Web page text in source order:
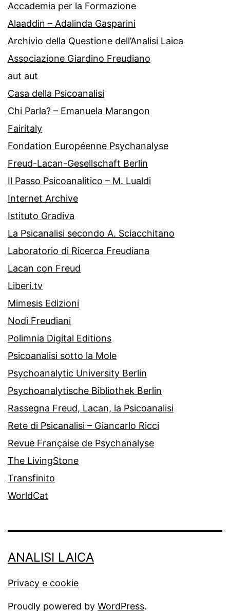
Accademia per la Formazione
Alaaddin – Adalinda Gasparini
Archivio della Questione dell’Analisi Laica
Associazione Giardino Freudiano
aut aut
Casa della Psicoanalisi
Chi Parla? – Emanuela Marangon
Fairitaly
Fondation Européenne Psychanalyse
Freud-Lacan-Gesellschaft Berlin
Il Passo Psicoanalitico – M. Lualdi
Internet Archive
Istituto Gradiva
La Psicanalisi secondo A. Sciacchitano
Laboratorio di Ricerca Freudiana
Lacan con Freud
Liberi.tv
Mimesis Edizioni
Nodi Freudiani
Polimnia Digital Editions
Psicoanalisi sotto la Mole
Psychoanalytic University Berlin
Psychoanalytische Bibliothek Berlin
Rassegna Freud, Lacan, la Psicoanalisi
Rete di Psicanalisi – Giancarlo Ricci
Revue Française de Psychanalyse
The LivingStone
Transfinito
WorldCat
ANALISI LAICA
Privacy e cookie
Proudly powered by WordPress.